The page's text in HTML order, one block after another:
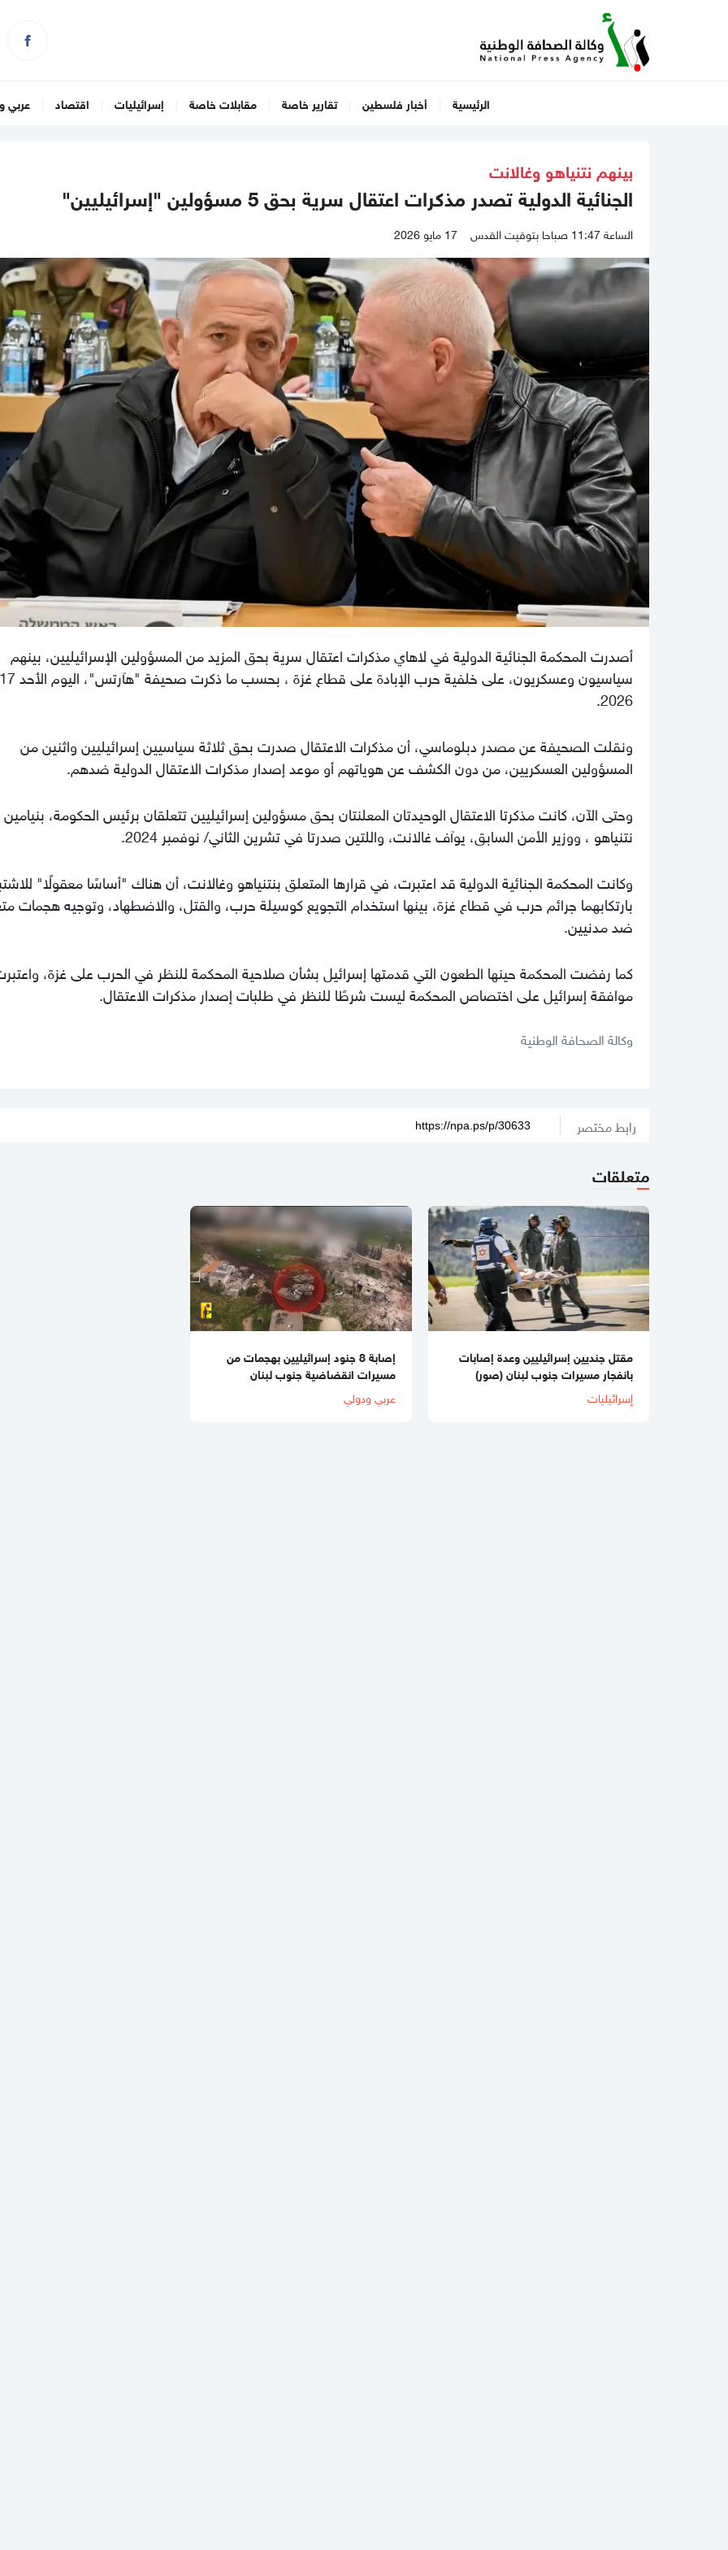
الرئيسية أخبار فلسطين تقارير خاصة مقابلات خاصة إسرائيليات اقتصاد عربي
بينهم نتنياهو وغالانت
الجنائية الدولية تصدر مذكرات اعتقال سرية بحق 5 مسؤولين "إسرائيليين"
الساعة 11:47 صباحا بتوقيت القدس 17 مايو 2026
أصدرت المحكمة الجنائية الدولية في لاهاي مذكرات اعتقال سرية بحق المزيد من المسؤولين الإسرائيليين، بينهم
سياسيون وعسكريون، على خلفية حرب الإبادة على قطاعغزة
2026.
ونقلت الصحيفة عن مصدر دبلوماسي، أن مذكرات الاعتقال صدرت بحق ثلاثة سياسيين إسرائيليين واثنين من
المسؤولين العسكريين، من دون الكشف عن هوياتهم أو موعد إصدار مذكرات الاعتقال الدولية ضدهم.
وحتى الآن، كانت مذكرتا الاعتقال الوحيدتان المعلنتان بحق مسؤولين إسرائيليين تتعلقان برئيس الحكومة، بنيامين
نتنياهو ، ووزير الأمن السابق، يوآف غالانت، واللتين صدرتا في تشرين الثاني/ نوفمبر 2024.
وكانت المحكمة الجنائية الدولية قد اعتبرت، في قرارها المتعلق بنتنياهو وغالانت، أن هناك "أساسًا معقولًا"
بارتكابهما جرائم حرب في قطاع غزة، بينها استخدام التجويع كوسيلة حرب، والقتل، والاضطهاد، وتوجيه هجمات
ضد مدنيين.
كما رفضت المحكمة حينها الطعون التي قدمتها إسرائيل بشأن صلاحية المحكمة للنظر في الحرب على غزة،
موافقة إسرائيل على اختصاص المحكمة ليست شرطًا للنظر في طلبات إصدار مذكرات الاعتقال.
وكالة الصحافة الوطنية
رابط مختصر
متعلقات
مقتل جنديين إسرائيليين وعدة إصابات
بانفجار مسيرات جنوب لبنان (صور)
إسرائيليات
إصابة 8 جنود إسرائيليين بهجمات من
مسيرات انقضاضية جنوب لبنان
عربي ودولي